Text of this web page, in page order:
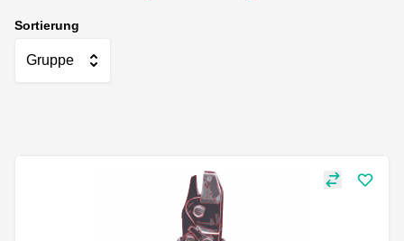
Sortierung
Gruppe